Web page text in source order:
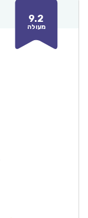
9.2
מעולה